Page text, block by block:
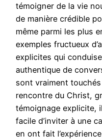
témoigner de la vie
de manière crédible
même parmi les plus
exemples fructueux
explicites qui
authentique de
sont vraiment touchés
rencontre du Christ,
témoignage explicite,
facile d’inviter à une
en ont fait